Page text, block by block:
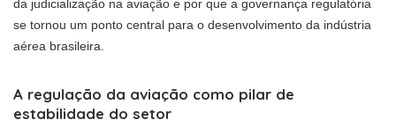
da judicialização na aviação e por que a governança regulatória
se tornou um ponto central para o desenvolvimento da indústria
aérea brasileira.
A regulação da aviação como pilar de
estabilidade do setor